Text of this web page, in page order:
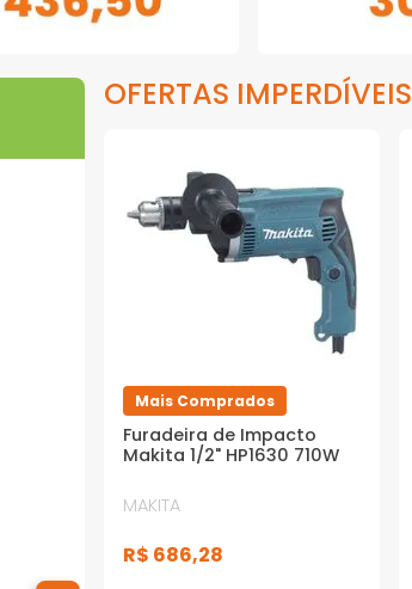
OFERTAS IMPERDÍVEIS
Mais Comprados
Furadeira de Impacto
Makita 1/2" HP1630 710W
MAKITA
R$ 686,28